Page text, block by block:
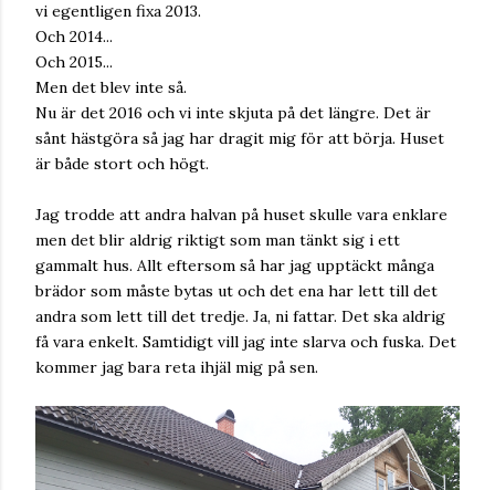
vi egentligen fixa 2013.
Och 2014...
Och 2015...
Men det blev inte så.
Nu är det 2016 och vi inte skjuta på det längre. Det är
sånt hästgöra så jag har dragit mig för att börja. Huset
är både stort och högt.
Jag trodde att andra halvan på huset skulle vara enklare
men det blir aldrig riktigt som man tänkt sig i ett
gammalt hus. Allt eftersom så har jag upptäckt många
brädor som måste bytas ut och det ena har lett till det
andra som lett till det tredje. Ja, ni fattar. Det ska aldrig
få vara enkelt. Samtidigt vill jag inte slarva och fuska. Det
kommer jag bara reta ihjäl mig på sen.